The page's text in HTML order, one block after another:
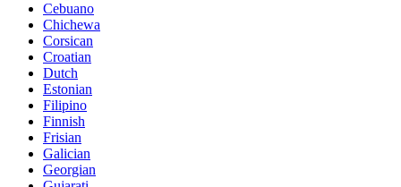
Cebuano
Chichewa
Corsican
Croatian
Dutch
Estonian
Filipino
Finnish
Frisian
Galician
Georgian